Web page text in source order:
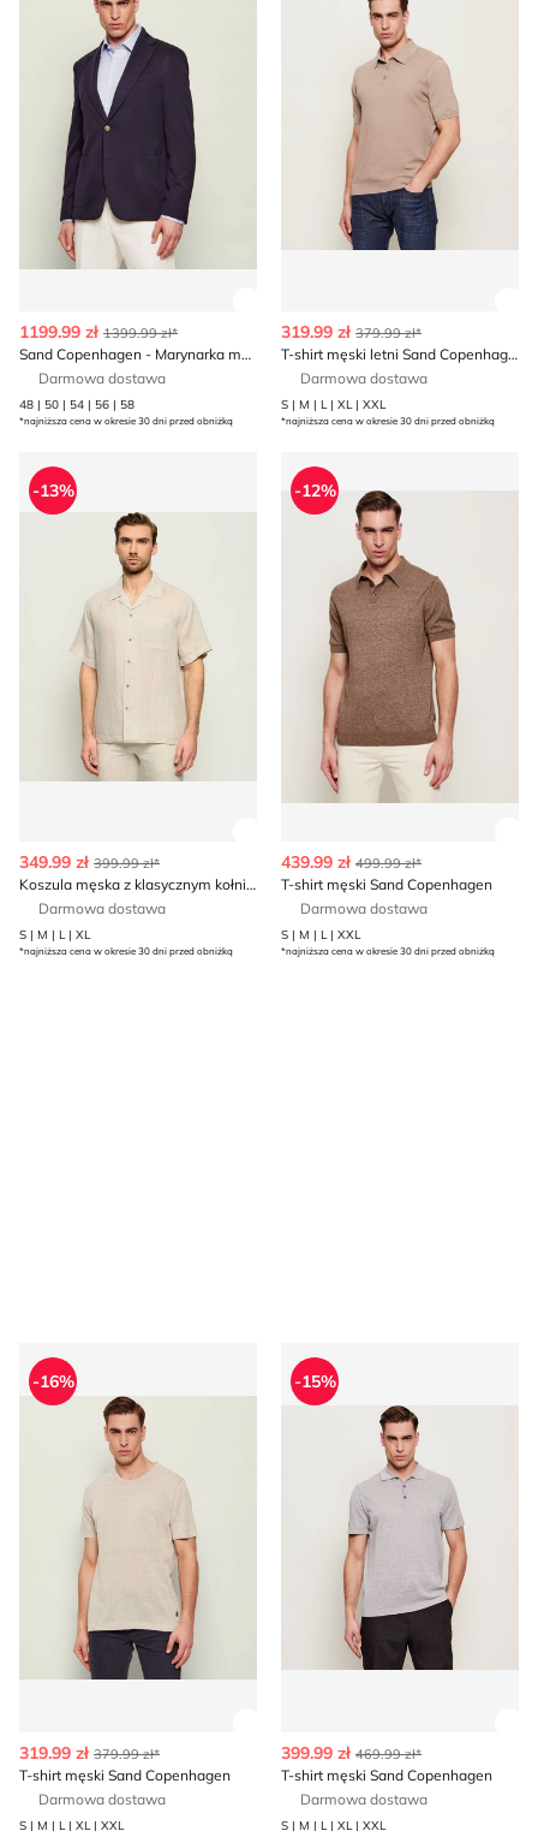
1199.99 zł 1399.99 zł*
Sand Copenhagen - Marynarka męska
Darmowa dostawa
48 | 50 | 54 | 56 | 58
*najniższa cena w okresie 30 dni przed obniżką
319.99 zł 379.99 zł*
T-shirt męski letni Sand Copenhagen
Darmowa dostawa
S | M | L | XL | XXL
*najniższa cena w okresie 30 dni przed obniżką
Koszula męska z klasycznym kołnierzykiem Sand
-13%
349.99 zł 399.99 zł*
Koszula męska z klasycznym kołnierzykiem Sand Copenhagen
Darmowa dostawa
S | M | L | XL
*najniższa cena w okresie 30 dni przed obniżką
T-shirt męski Sand
-12%
439.99 zł 499.99 zł*
T-shirt męski Sand Copenhagen
Darmowa dostawa
S | M | L | XXL
*najniższa cena w okresie 30 dni przed obniżką
T-shirt męski Sand Copenhagen
-16%
319.99 zł 379.99 zł*
T-shirt męski Sand Copenhagen
Darmowa dostawa
S | M | L | XL | XXL
T-shirt męski Sand
-15%
399.99 zł 469.99 zł*
T-shirt męski Sand Copenhagen
Darmowa dostawa
S | M | L | XL | XXL